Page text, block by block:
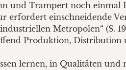
und Trampert noch einmal
erfordert einschneidende
Metropolen“ (S.
Produktion, Distribution
lernen, in Qualitäten und